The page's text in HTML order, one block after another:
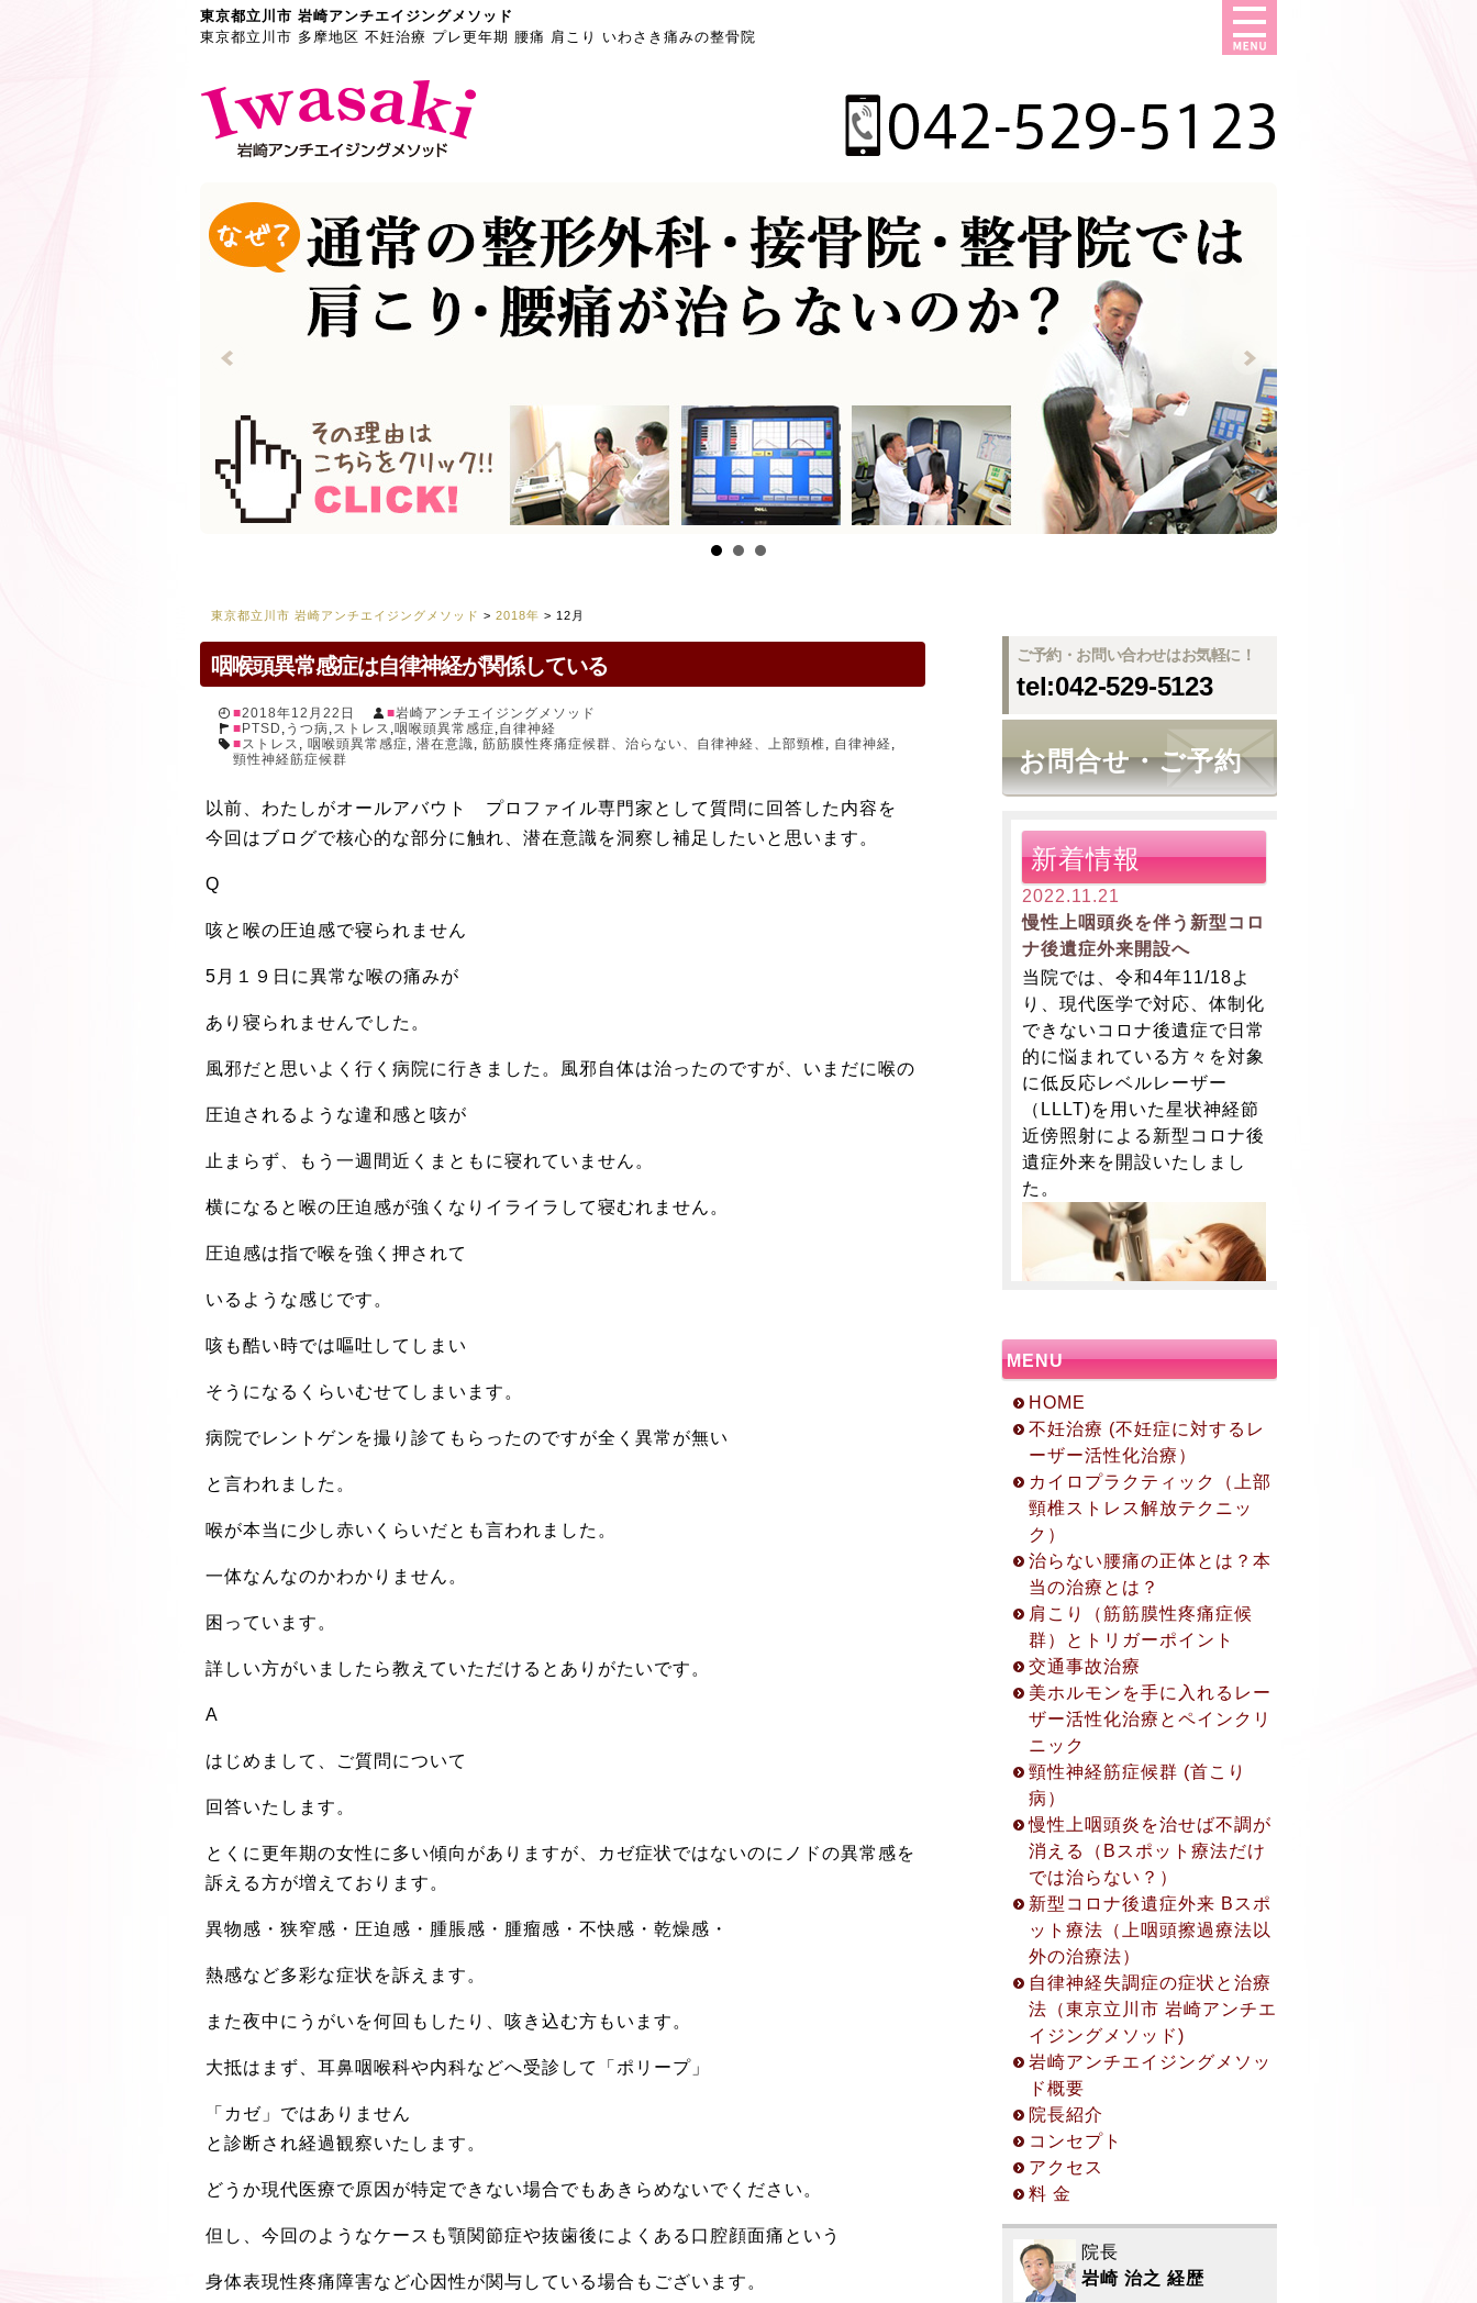
東京都立川市 岩崎アンチエイジングメソッド
東京都立川市 多摩地区 不妊治療 プレ更年期 腰痛 肩こり いわさき痛みの整骨院
東京都立川市 岩崎アンチエイジングメソッド > 2018年 > 12月
咽喉頭異常感症は自律神経が関係している
2018年12月22日
岩崎アンチエイジングメソッド
PTSD , うつ病,ストレス ,咽喉頭異常感症,自律神経
ストレス , 咽喉頭異常感症, 潜在意識, 筋筋膜性疼痛症候群、治らない、自律神経、上部頸椎, 自律神経,
頸性神経筋症候群
以前、わたしがオールアバウト プロファイル専門家として質問に回答した内容を
今回はブログで核心的な部分に触れ、潜在意識を洞察し補足したいと思います。
Q
咳と喉の圧迫感で寝られません
5月１９日に異常な喉の痛みが
あり寝られませんでした。
風邪だと思いよく行く病院に行きました。風邪自体は治ったのですが、いまだに喉の
圧迫されるような違和感と咳が
止まらず、もう一週間近くまともに寝れていません。
横になると喉の圧迫感が強くなりイライラして寝むれません。
圧迫感は指で喉を強く押されて
いるような感じです。
咳も酷い時では嘔吐してしまい
そうになるくらいむせてしまいます。
病院でレントゲンを撮り診てもらったのですが全く異常が無い
と言われました。
喉が本当に少し赤いくらいだとも言われました。
一体なんなのかわかりません。
困っています。
詳しい方がいましたら教えていただけるとありがたいです。
A
はじめまして、ご質問について
回答いたします。
とくに更年期の女性に多い傾向がありますが、カゼ症状ではないのにノドの異常感を
訴える方が増えております。
異物感・狭窄感・圧迫感・腫脹感・腫瘤感・不快感・乾燥感・
熱感など多彩な症状を訴えます。
また夜中にうがいを何回もしたり、咳き込む方もいます。
大抵はまず、耳鼻咽喉科や内科などへ受診して「ポリープ」
「カゼ」ではありません
と診断され経過観察いたします。
どうか現代医療で原因が特定できない場合でもあきらめないでください。
但し、今回のようなケースも顎関節症や抜歯後によくある口腔顔面痛という
身体表現性疼痛障害など心因性が関与している場合もございます。
ご予約・お問い合わせはお気軽に！
tel:042-529-5123
お問合せ・ご予約
新着情報
2022.11.21
慢性上咽頭炎を伴う新型コロ
ナ後遺症外来開設へ
当院では、令和4年11/18よ
り、現代医学で対応、体制化
できないコロナ後遺症で日常
的に悩まれている方々を対象
に低反応レベルレーザー
（LLLT)を用いた星状神経節
近傍照射による新型コロナ後
遺症外来を開設いたしまし
た。
2022.8.19
初回限定！「電話相談・オン
ラインカウンセリング」開設
について
初回限定！「電話相談・オン
ラインカウンセリング」開設
について ◎アクセス方法
※(①〜③から1つお選び下さ
い。) ① 電話相談 (30分無
料) ② ZOOMカウンセリング
(45分無料) ③ LINEビデオ通
話カウンセリング (45分無
料) ◎お申込み方法 ① 立川
院予約受付 042-529-5123
※受付時間 10:00〜17:00
(火曜日を除く平日のみ対
応) ② お問い合わせフォーム
からのご予約
2022.2.7
自律神経美容術(フェイステ
MENU
HOME
不妊治療 (不妊症に対するレ
ーザー活性化治療）
カイロプラクティック（上部
頸椎ストレス解放テクニッ
ク）
治らない腰痛の正体とは？本
当の治療とは？
肩こり（筋筋膜性疼痛症候
群）とトリガーポイント
交通事故治療
美ホルモンを手に入れるレー
ザー活性化治療とペインクリ
ニック
頸性神経筋症候群 (首こり
病）
慢性上咽頭炎を治せば不調が
消える（Bスポット療法だけ
では治らない？）
新型コロナ後遺症外来 Bスポ
ット療法（上咽頭擦過療法以
外の治療法）
自律神経失調症の症状と治療
法（東京立川市 岩崎アンチエ
イジングメソッド)
岩崎アンチエイジングメソッ
ド概要
院長紹介
コンセプト
アクセス
料 金
院長
岩崎 治之 経歴